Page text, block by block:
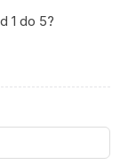
1 do 5?